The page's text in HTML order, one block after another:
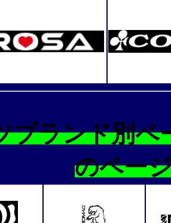
ブランド別ペ
のペー